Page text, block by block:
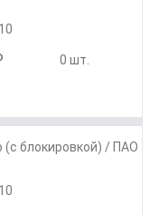
0 шт.
(с блокировкой) / ПАО